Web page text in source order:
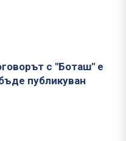
с "Боташ" е
публикуван